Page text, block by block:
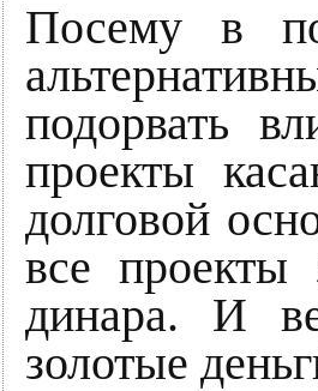
Посему в
подорвать
проекты
долговой
все проекты
динара. И
золотые